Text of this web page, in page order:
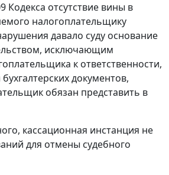
Кодекса отсутствие вины в
налогоплательщику
давало суду основание
исключающим
к ответственности,
документов,
обязан представить в
кассационная инстанция не
для отмены судебного